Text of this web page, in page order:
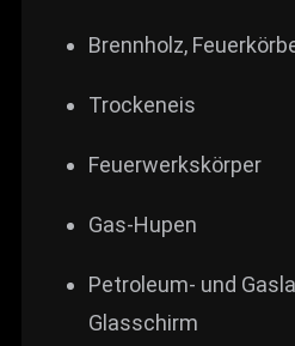
Brennholz,
Trocken­eis
Feuerwerkskörper
Gas-Hupen
Petroleum- und
Glasschirm